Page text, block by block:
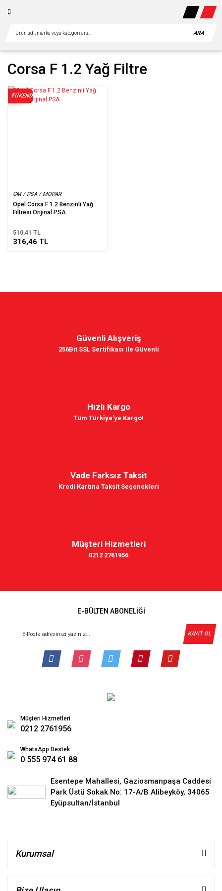
ARA
Corsa F 1.2 Yağ Filtre
TÜKENDİ
GM / PSA / MOPAR
Opel Corsa F 1.2 Benzinli Yağ
Filtresi Orijinal PSA
%38
510,41 TL
316,46 TL
Güvenli Alışveriş
256Bit SSL Sertifikası Ile Güvenli
Hızlı Kargo
Tüm Türkiye'ye Kargo!
Vade Farksız Taksit
Kredi Kartına Taksit Seçenekleri
Müşteri Hizmetleri
0212 2761956
E-BÜLTEN ABONELİĞİ
KAYIT OL
Müşteri Hizmetleri
0212 2761956
WhatsApp Destek
0 555 974 61 88
Esentepe Mahallesi, Gaziosmanpaşa Caddesi
Park Üstü Sokak No: 17-A/B Alibeyköy, 34065
Eyüpsultan/İstanbul
Kurumsal